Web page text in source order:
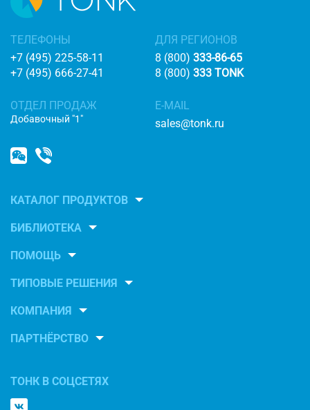
ТЕЛЕФОНЫ
+7 (495) 225-58-11
+7 (495) 666-27-41
ДЛЯ РЕГИОНОВ
8 (800) 333-86-65
8 (800) 333 TONK
ОТДЕЛ ПРОДАЖ
Добавочный "1"
E-MAIL
sales@tonk.ru
КАТАЛОГ ПРОДУКТОВ
БИБЛИОТЕКА
ПОМОЩЬ
ТИПОВЫЕ РЕШЕНИЯ
КОМПАНИЯ
ПАРТНЁРСТВО
ТОНК В СОЦСЕТЯХ